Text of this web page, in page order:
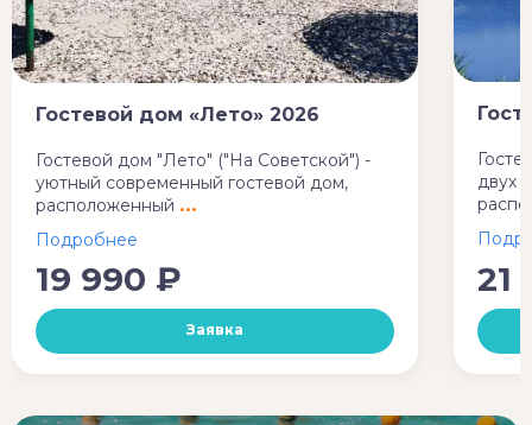
Гостевой дом «Лето» 2026
Гостевой дом "Лето" ("На Советской") -
уютный современный гостевой дом,
расположенный
19 990 ₽
Заявка
двух
21